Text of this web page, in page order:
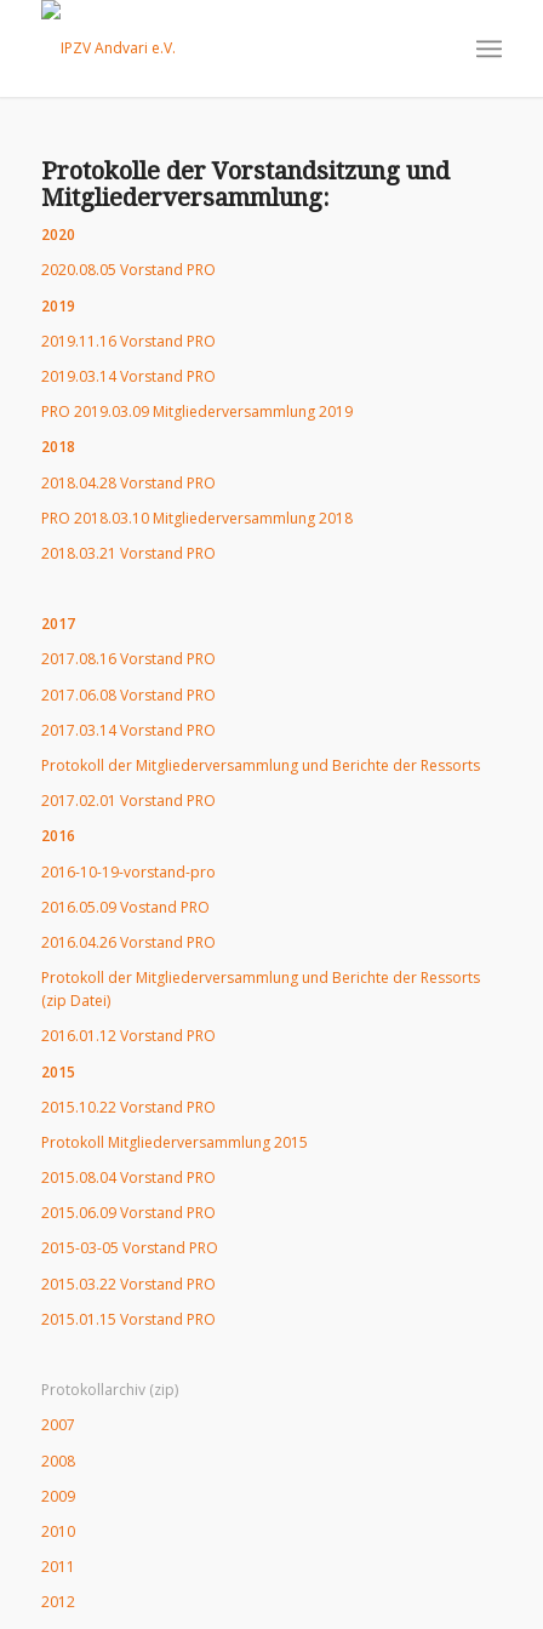
Protokolle der Vorstandsitzung und
Mitgliederversammlung:
2020
2020.08.05 Vorstand PRO
2019
2019.11.16 Vorstand PRO
2019.03.14 Vorstand PRO
PRO 2019.03.09 Mitgliederversammlung 2019
2018
2018.04.28 Vorstand PRO
PRO 2018.03.10 Mitgliederversammlung 2018
2018.03.21 Vorstand PRO
2017
2017.08.16 Vorstand PRO
2017.06.08 Vorstand PRO
2017.03.14 Vorstand PRO
Protokoll der Mitgliederversammlung und Berichte der Ressorts
2017.02.01 Vorstand PRO
2016
2016-10-19-vorstand-pro
2016.05.09 Vostand PRO
2016.04.26 Vorstand PRO
Protokoll der Mitgliederversammlung und Berichte der Ressorts
(zip Datei)
2016.01.12 Vorstand PRO
2015
2015.10.22 Vorstand PRO
Protokoll Mitgliederversammlung 2015
2015.08.04 Vorstand PRO
2015.06.09 Vorstand PRO
2015-03-05 Vorstand PRO
2015.03.22 Vorstand PRO
2015.01.15 Vorstand PRO
Protokollarchiv (zip)
2007
2008
2009
2010
2011
2012